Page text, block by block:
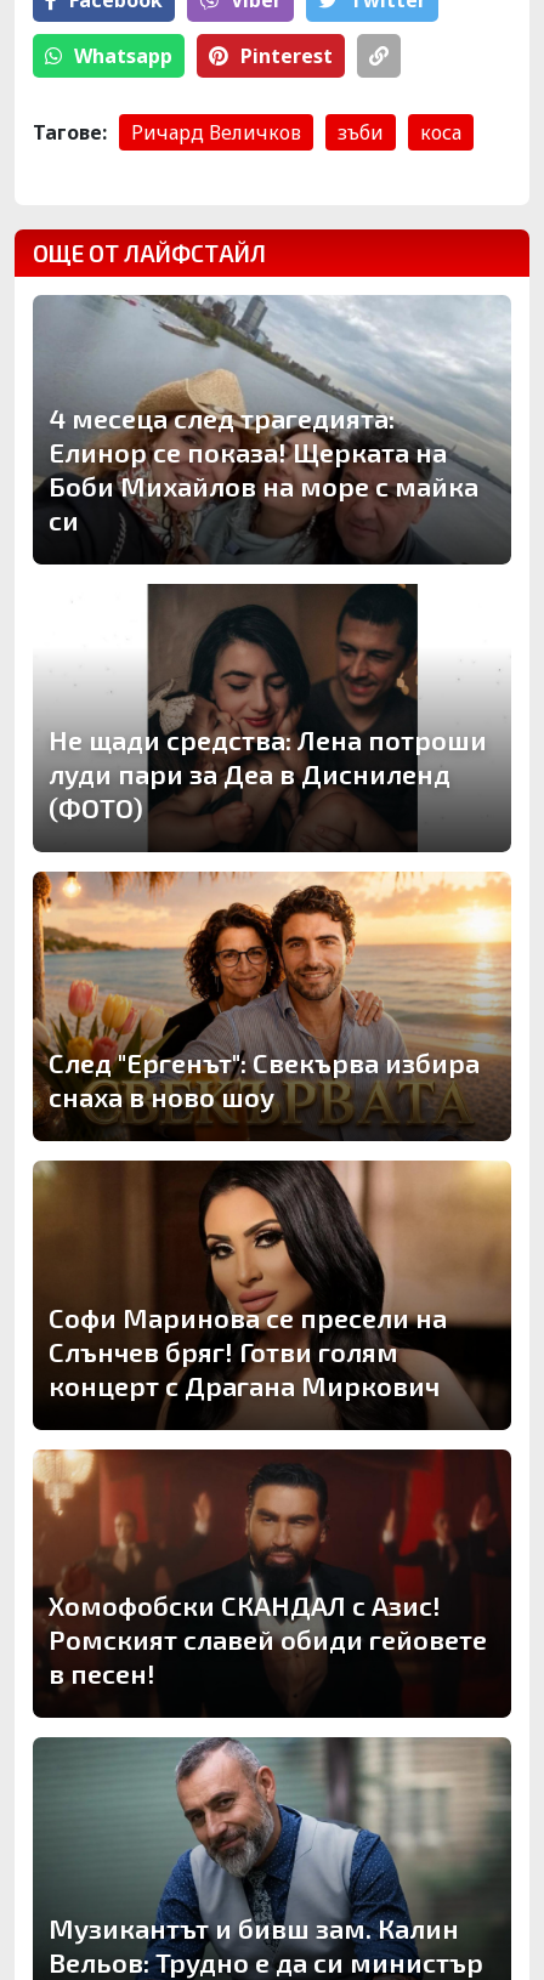
Whatsapp Pinterest
Тагове: Ричард Величков зъби коса
ОЩЕ ОТ ЛАЙФСТАЙЛ
4 месеца след трагедията:
Елинор се показа! Щерката на
Боби Михайлов на море с майка
си
Не щади средства: Лена потроши
луди пари за Деа в Дисниленд
(ФОТО)
След "Ергенът": Свекърва избира
снаха в ново шоу
Софи Маринова се пресели на
Слънчев бряг! Готви голям
концерт с Драгана Миркович
Хомофобски СКАНДАЛ с Азис!
Ромският славей обиди гейовете
в песен!
Музикантът и бивш зам. Калин
Вельов: Трудно е да си министър